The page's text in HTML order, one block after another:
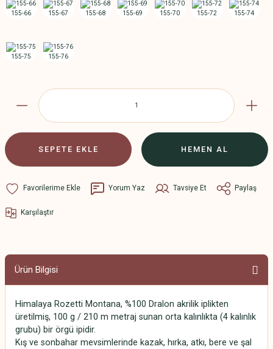
SEPETE EKLE HEMEN AL
Yorum Yaz Tavsiye Et Paylaş
Karşılaştır
Ürün Bilgisi
Himalaya Rozetti Montana, %100 Dralon akrilik iplikten
üretilmiş, 100 g / 210 m metraj sunan orta kalınlıkta (4 kalınlık
grubu) bir örgü ipidir.
Kış ve sonbahar mevsimlerinde kazak, hırka, atkı, bere ve şal